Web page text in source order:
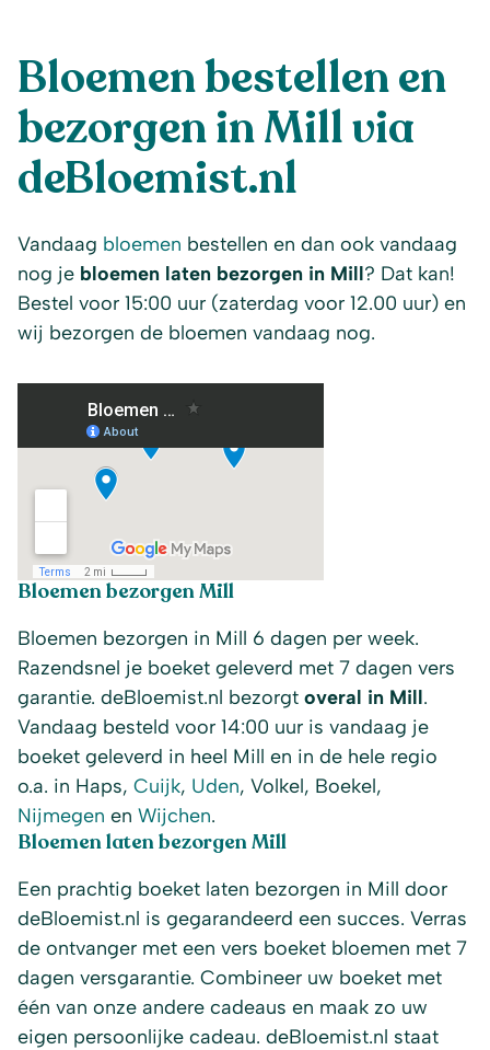
Bloemen bestellen en
bezorgen in Mill via
deBloemist.nl
Vandaag bloemen bestellen en dan ook vandaag
nog je bloemen laten bezorgen in Mill? Dat kan!
Bestel voor 15:00 uur (zaterdag voor 12.00 uur) en
wij bezorgen de bloemen vandaag nog.
Bloemen bezorgen Mill
Bloemen bezorgen in Mill 6 dagen per week.
Razendsnel je boeket geleverd met 7 dagen vers
garantie. deBloemist.nl bezorgt overal in Mill.
Vandaag besteld voor 14:00 uur is vandaag je
boeket geleverd in heel Mill en in de hele regio
o.a. in Haps, Cuijk, Uden, Volkel, Boekel,
Nijmegen en Wijchen.
Bloemen laten bezorgen Mill
Een prachtig boeket laten bezorgen in Mill door
deBloemist.nl is gegarandeerd een succes. Verras
de ontvanger met een vers boeket bloemen met 7
dagen versgarantie. Combineer uw boeket met
één van onze andere cadeaus en maak zo uw
eigen persoonlijke cadeau. deBloemist.nl staat